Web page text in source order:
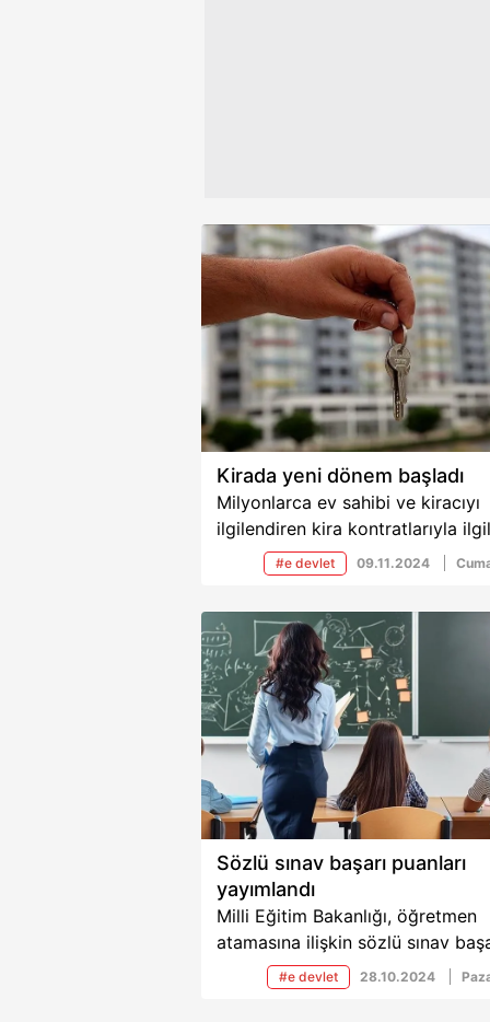
Kirada yeni dönem başladı
Milyonlarca ev sahibi ve kiracıyı
ilgilendiren kira kontratlarıyla
yeni dönem resmen başlamış
Bundan böyle artık kira
Devlet'e entegre edilebilecek.
#e devlet 09.11.2024
Sözlü sınav başarı puanları
yayımlandı
Milli Eğitim Bakanlığı, öğretmen
atamasına ilişkin sözlü sınav
puanlarının e-Devlet üzerinden
Ekim tarihinde erişime açıldığını
#e devlet 28.10.2024